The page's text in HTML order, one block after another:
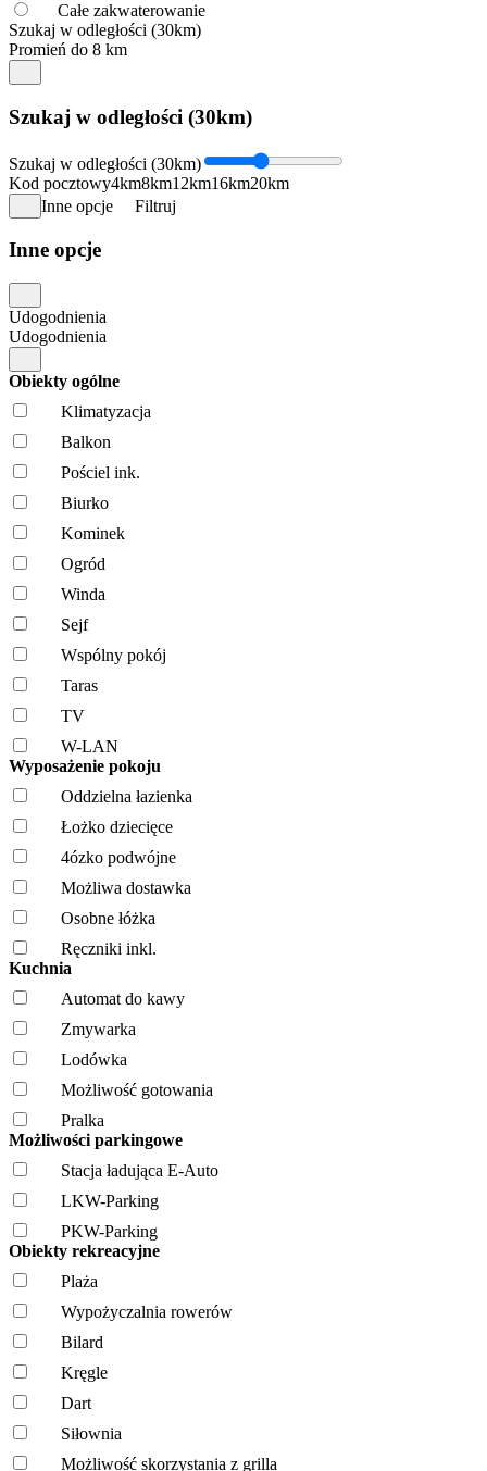
Całe zakwaterowanie
Szukaj w odległości (30km)
Promień do 8 km
Szukaj w odległości (30km)
Szukaj w odległości (30km)
Kod pocztowy4km8km12km16km20km
Inne opcje
Filtruj
Inne opcje
Udogodnienia
Udogodnienia
Obiekty ogólne
Klimatyzacja
Balkon
Pościel ink.
Biurko
Kominek
Ogród
Winda
Sejf
Wspólny pokój
Taras
TV
W-LAN
Wyposażenie pokoju
Oddzielna łazienka
Łożko dziecięce
4ózko podwójne
Możliwa dostawka
Osobne łóżka
Ręczniki inkl.
Kuchnia
Automat do kawy
Zmywarka
Lodówka
Możliwość gotowania
Pralka
Możliwości parkingowe
Stacja ładująca E-Auto
LKW-Parking
PKW-Parking
Obiekty rekreacyjne
Plaża
Wypożyczalnia rowerów
Bilard
Kręgle
Dart
Siłownia
Możliwość skorzystania z grilla